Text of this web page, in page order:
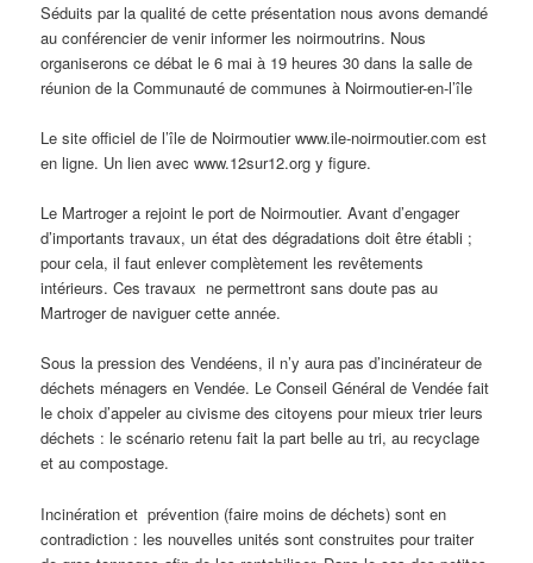
Séduits par la qualité de cette présentation nous avons demandé
au conférencier de venir informer les noirmoutrins. Nous
organiserons ce débat le 6 mai à 19 heures 30 dans la salle de
réunion de la Communauté de communes à Noirmoutier-en-l’île
Le site officiel de l’île de Noirmoutier www.ile-noirmoutier.com est
en ligne. Un lien avec www.12sur12.org y figure.
Le Martroger a rejoint le port de Noirmoutier. Avant d’engager
d’importants travaux, un état des dégradations doit être établi ;
pour cela, il faut enlever complètement les revêtements
intérieurs. Ces travaux ne permettront sans doute pas au
Martroger de naviguer cette année.
Sous la pression des Vendéens, il n’y aura pas d’incinérateur de
déchets ménagers en Vendée. Le Conseil Général de Vendée fait
le choix d’appeler au civisme des citoyens pour mieux trier leurs
déchets : le scénario retenu fait la part belle au tri, au recyclage
et au compostage.
Incinération et prévention (faire moins de déchets) sont en
contradiction : les nouvelles unités sont construites pour traiter